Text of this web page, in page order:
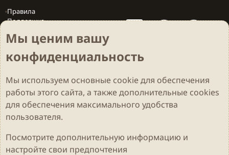
Правила
Поддержка
Локализация игр
Cookies Darkdale - Основа [v.2.3.2 rc1] 🔥
Русский (RU)
Обратная связь
Условия и правила
Политика конфиденциальности
Помощь
R
ЛокализацияLiaNdrY
Мы ценим вашу
конфиденциальность
Мы используем основные cookieдля обеспечения
работы этого сайта, а также дополнительные cookies
для обеспечения максимального удобства
пользователя.
Посмотрите дополнительную информацию и
настройте свои предпочтения